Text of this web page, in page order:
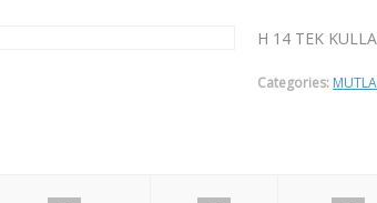
H 14 TEK
Categories: